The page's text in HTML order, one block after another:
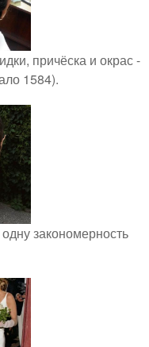
причёска и окрас -
1584).
закономерность